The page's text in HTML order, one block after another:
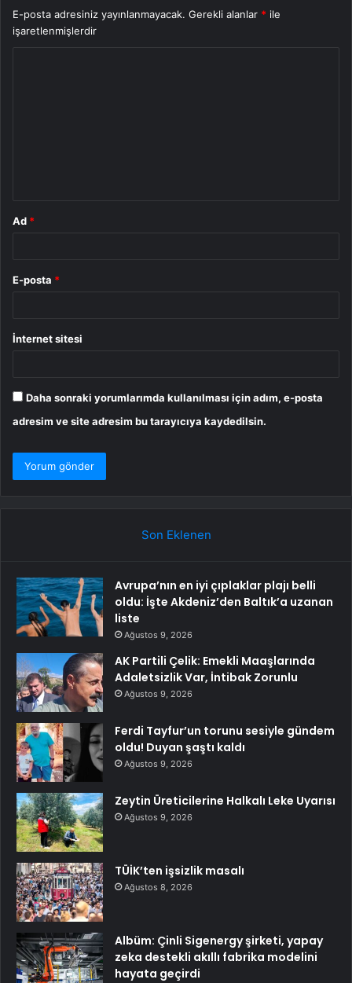
E-posta adresiniz yayınlanmayacak. Gerekli alanlar * ile
işaretlenmişlerdir
Ad *
E-posta *
İnternet sitesi
Daha sonraki yorumlarımda kullanılması için adım, e-posta
adresim ve site adresim bu tarayıcıya kaydedilsin.
Son Eklenen
Avrupa’nın en iyi çıplaklar plajı belli
oldu: İşte Akdeniz’den Baltık’a uzanan
liste
Ağustos 9, 2026
AK Partili Çelik: Emekli Maaşlarında
Adaletsizlik Var, İntibak Zorunlu
Ağustos 9, 2026
Ferdi Tayfur’un torunu sesiyle gündem
oldu! Duyan şaştı kaldı
Ağustos 9, 2026
Zeytin Üreticilerine Halkalı Leke Uyarısı
Ağustos 9, 2026
TÜİK’ten işsizlik masalı
Ağustos 8, 2026
Albüm: Çinli Sigenergy şirketi, yapay
zeka destekli akıllı fabrika modelini
hayata geçirdi